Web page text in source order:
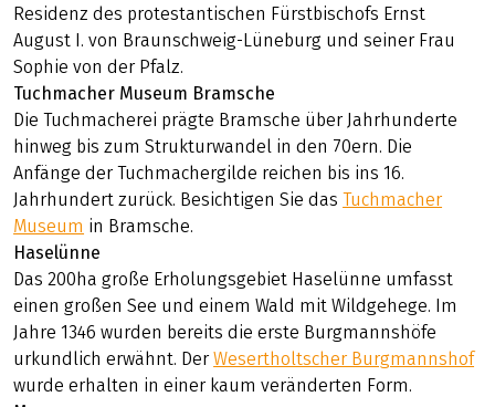
Residenz des protestantischen Fürstbischofs Ernst
August I. von Braunschweig-Lüneburg und seiner Frau
Sophie von der Pfalz.
Tuchmacher Museum Bramsche
Die Tuchmacherei prägte Bramsche über Jahrhunderte
hinweg bis zum Strukturwandel in den 70ern. Die
Anfänge der Tuchmachergilde reichen bis ins 16.
Jahrhundert zurück. Besichtigen Sie dasTuchmacher
Museum in Bramsche.
Haselünne
Das 200ha große Erholungsgebiet Haselünne umfasst
einen großen See und einem Wald mit Wildgehege. Im
Jahre 1346 wurden bereits die erste Burgmannshöfe
urkundlich erwähnt. DerWesertholtscher Burgmannshof
wurde erhalten in einer kaum veränderten Form.